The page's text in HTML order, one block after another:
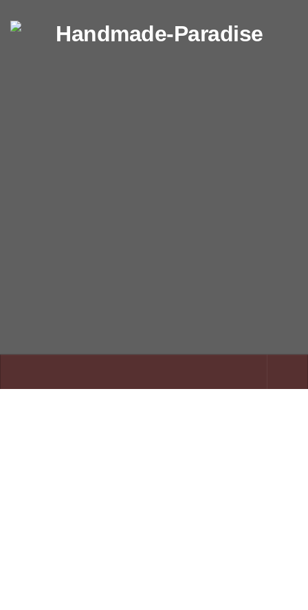
Перейти к содержимому